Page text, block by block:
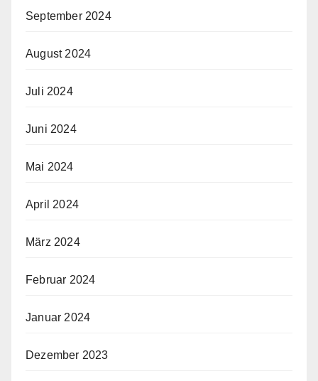
September 2024
August 2024
Juli 2024
Juni 2024
Mai 2024
April 2024
März 2024
Februar 2024
Januar 2024
Dezember 2023